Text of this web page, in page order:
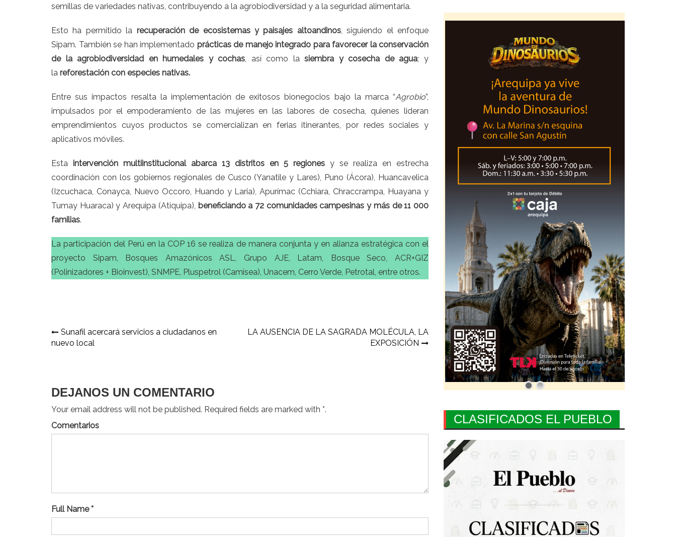
semillas de variedades nativas, contribuyendo a la agrobiodiversidad y a la seguridad alimentaria.
Esto ha permitido la recuperación de ecosistemas y paisajes altoandinos, siguiendo el enfoque
Sipam. También se han implementado prácticas de manejo integrado para favorecer la conservación
de la agrobiodiversidad en humedales y cochas, así como lasiembra y cosecha de agua; y
la reforestación con especies nativas.
Entre sus impactos resalta la implementación de exitosos bionegocios bajo la marca “Agrobio”,
impulsados por el empoderamiento de las mujeres en las labores de cosecha, quienes lideran
emprendimientos cuyos productos se comercializan en ferias itinerantes, por redes sociales y
aplicativos móviles.
Esta intervención multiinstitucional abarca 13 distritos en 5 regiones y se realiza en estrecha
coordinación con los gobiernos regionales de Cusco (Yanatile y Lares), Puno (Ácora), Huancavelica
(Izcuchaca, Conayca, Nuevo Occoro, Huando y Laria), Apurímac (Cchiara, Chraccrampa, Huayana y
Tumay Huaraca) y Arequipa (Atiquipa), beneficiando a 72 comunidades campesinas y más de 11 000
familias.
La participación del Perú en la COP 16 se realiza de manera conjunta y en alianza estratégica con el
proyecto Sipam, Bosques Amazónicos ASL, Grupo AJE, Latam, Bosque Seco, ACR+GIZ
(Polinizadores + Bioinvest), SNMPE, Pluspetrol (Camisea), Unacem, Cerro Verde, Petrotal, entre otros.
Navegación
de
Sunafil acercará servicios a ciudadanos en
nuevo local
LA AUSENCIA DE LA SAGRADA MOLÉCULA, LA
EXPOSICIÓN
DEJANOS UN COMENTARIO
Your email address will not be published. Required fields are marked with *.
Comentarios
Full Name *
CLASIFICADOS EL PUEBLO